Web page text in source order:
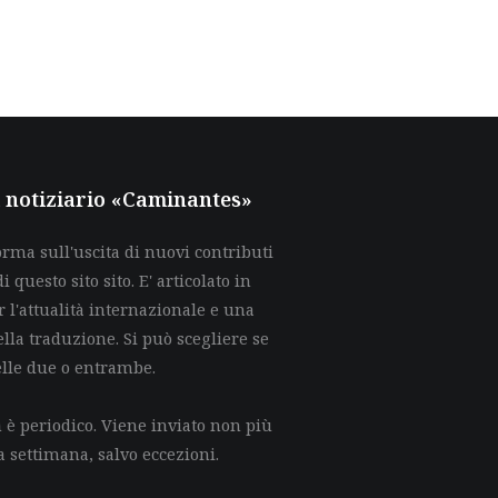
«Caminantes»
sull'uscita di nuovi contributi
questo sito sito. E' articolato in
l'attualità internazionale e una
traduzione. Si può scegliere se
due o entrambe.
è periodico. Viene inviato non più
settimana, salvo eccezioni.